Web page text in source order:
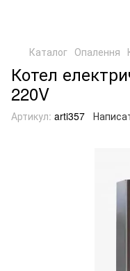
Каталог Опалення
Котел
220V
Артикул: arti357